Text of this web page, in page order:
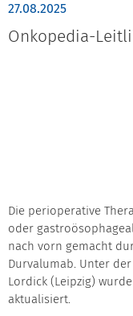
27.08.2025
Onkopedia-
Die perioperative
oder
nach vorn gemacht
Durvalumab. Unter
Lordick (Leipzig)
aktualisiert.